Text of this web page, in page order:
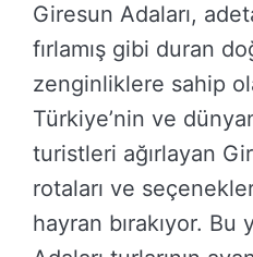
Giresun Adaları,
fırlamış gibi duran
zenginliklere sahip
Türkiye’nin ve
turistleri ağırlayan
rotaları ve
hayran bırakıyor. Bu